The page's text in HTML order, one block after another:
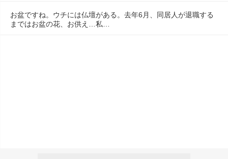
お盆ですね。ウチには仏壇がある。去年6月、同居人が退職する
まではお盆の花、お供え…私…